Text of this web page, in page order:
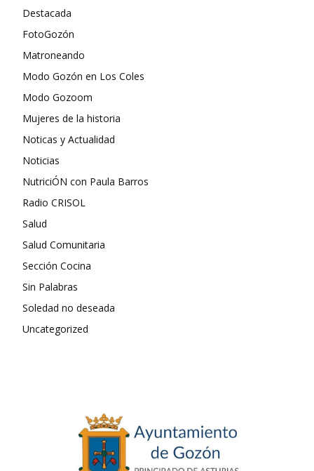
Destacada
FotoGozón
Matroneando
Modo Gozón en Los Coles
Modo Gozoom
Mujeres de la historia
Noticas y Actualidad
Noticias
NutriciÓN con Paula Barros
Radio CRISOL
Salud
Salud Comunitaria
Sección Cocina
Sin Palabras
Soledad no deseada
Uncategorized